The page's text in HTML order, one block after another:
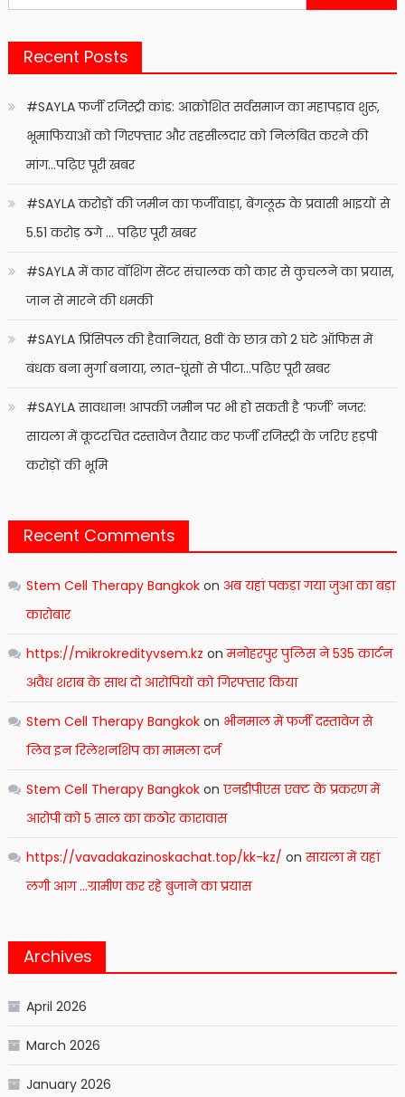
for:
Recent Posts
#SAYLA फर्जी रजिस्ट्री कांड: आक्रोशित सर्वसमाज का महापड़ाव शुरू,
भूमाफियाओं को गिरफ्तार और तहसीलदार को निलंबित करने की
मांग…पढ़िए पूरी खबर
#SAYLA करोड़ों की जमीन का फर्जीवाड़ा, बेंगलूरु के प्रवासी भाइयों से
5.51 करोड़ ठगे … पढ़िए पूरी खबर
#SAYLA में कार वॉशिंग सेंटर संचालक को कार से कुचलने का प्रयास,
जान से मारने की धमकी
#SAYLA प्रिंसिपल की हैवानियत, 8वीं के छात्र को 2 घंटे ऑफिस में
बंधक बना मुर्गा बनाया, लात-घूंसों से पीटा…पढ़िए पूरी खबर
#SAYLA सावधान! आपकी जमीन पर भी हो सकती है ‘फर्जी’ नजर:
सायला में कूटरचित दस्तावेज तैयार कर फर्जी रजिस्ट्री के जरिए हड़पी
करोड़ों की भूमि
Recent Comments
Stem Cell Therapy Bangkokon अब यहां पकड़ा गया जुआ का बड़ा
कारोबार
https://mikrokredityvsem.kz onमनोहरपुर पुलिस ने 535 कार्टन
अवैध शराब के साथ दो आरोपियों को गिरफ्तार किया
Stem Cell Therapy Bangkokon भीनमाल में फर्जी दस्तावेज से
लिव इन रिलेशनशिप का मामला दर्ज
Stem Cell Therapy Bangkokon एनडीपीएस एक्ट के प्रकरण में
आरोपी को 5 साल का कठोर कारावास
https://vavadakazinoskachat.top/kk-kz/ onसायला में यहां
लगी आग …ग्रामीण कर रहे बुजाने का प्रयास
Archives
April 2026
March 2026
January 2026